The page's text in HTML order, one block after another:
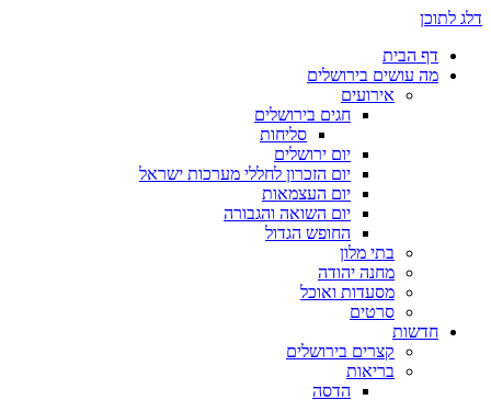
דלג לתוכן
דף הבית
מה עושים בירושלים
אירועים
חגים בירושלים
סליחות
יום ירושלים
יום הזכרון לחללי מערכות ישראל
יום העצמאות
יום השואה והגבורה
החופש הגדול
בתי מלון
מחנה יהודה
מסעדות ואוכל
סרטים
חדשות
קצרים בירושלים
בריאות
הדסה